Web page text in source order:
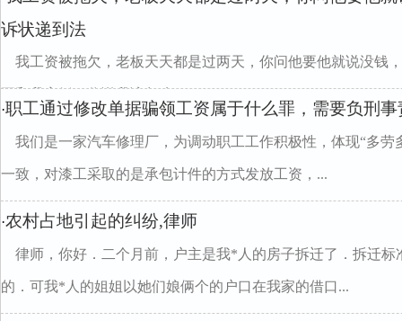
诉状递到法
我工资被拖欠，老板天天都是过两天，你问他要他就说没钱
要和我离婚，你说我该怎么divclass="w990mamt20
·职工通过修改单据骗领工资属于什么罪，需要负刑
我们是一家汽车修理厂，为调动职工工作积极性，体现“多劳
一致，对漆工采取的是承包计件的方式发放工资，...
·农村占地引起的纠纷,律师
律师，你好．二个月前，户主是我*人的房子拆迁了．拆迁
的．可我*人的姐姐以她们娘俩个的户口在我家的借口...